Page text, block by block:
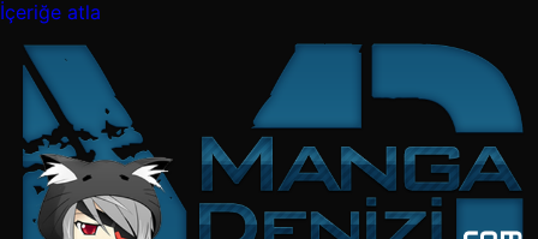
İçeriğe atla